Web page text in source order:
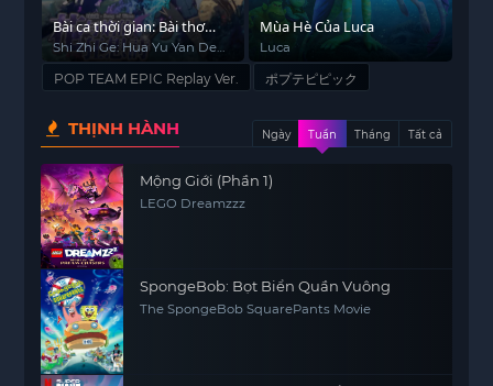
Bài ca thời gian: Bài thơ
điên cuồng của hoa và lửa
Shi Zhi Ge: Hua Yu Yan De
Kuangxiang Shi
Mùa Hè Của Luca
Luca
POP TEAM EPIC Replay Ver. ポプテピピック
THỊNH HÀNH Ngày Tuần Tháng Tất cả
Mộng Giới (Phần 1)
LEGO Dreamzzz
SpongeBob: Bọt Biển Quần Vuông
The SpongeBob SquarePants Movie